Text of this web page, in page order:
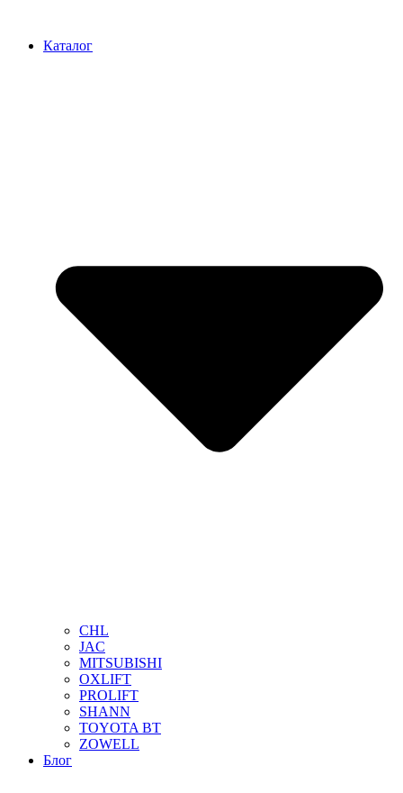
содержимому
Каталог
CHL
JAC
MITSUBISHI
OXLIFT
PROLIFT
SHANN
TOYOTA BT
ZOWELL
Блог